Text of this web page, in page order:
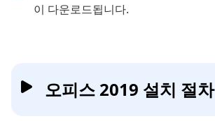
이 다운로드됩니다.
오피스 2019 설치 절차